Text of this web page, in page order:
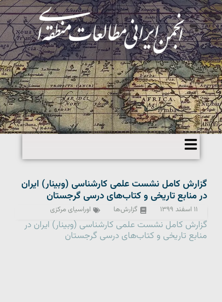
گزارش کامل نشست علمی کارشناسی (وبینار) ایران
در منابع تاریخی و کتاب‌های درسی گرجستان
۱۱ اسفند ۱۳۹۹ گزارش‌ها اوراسیای مرکزی
گزارش کامل نشست علمی کارشناسی (وبینار) ایران در
منابع تاریخی و کتاب‌های درسی گرجستان